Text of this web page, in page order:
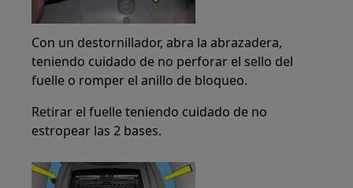
Con un destornillador, abra la abrazadera,
teniendo cuidado de no perforar el sello del
fuelle o romper el anillo de bloqueo.
Retirar el fuelle teniendo cuidado de no
estropear las 2 bases.